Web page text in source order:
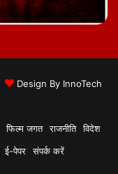
Design By InnoTech
फिल्म जगत राजनीति
विदेश
ई-पेपर संपर्क करें